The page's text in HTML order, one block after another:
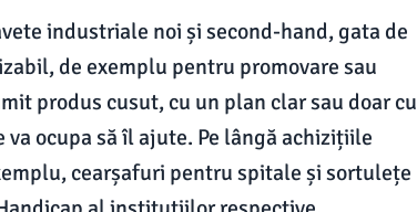
industriale noi și second-hand, gata de
de exemplu pentru promovare sau
produs cusut, cu un plan clar sau doar cu
ocupa să îl ajute. Pe lângă achizițiile
cearșafuri pentru spitale și sortulețe